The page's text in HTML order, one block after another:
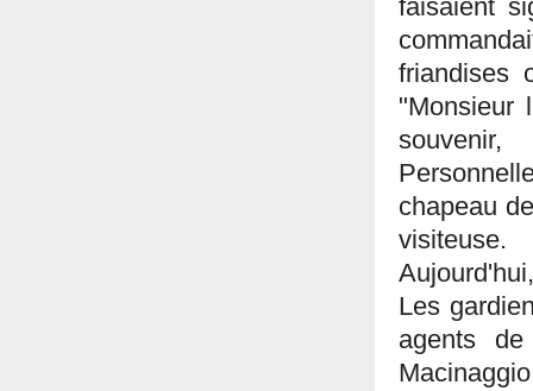
faisaient
friandises
"Monsieur
chapeau
visiteuse.
Les
agents